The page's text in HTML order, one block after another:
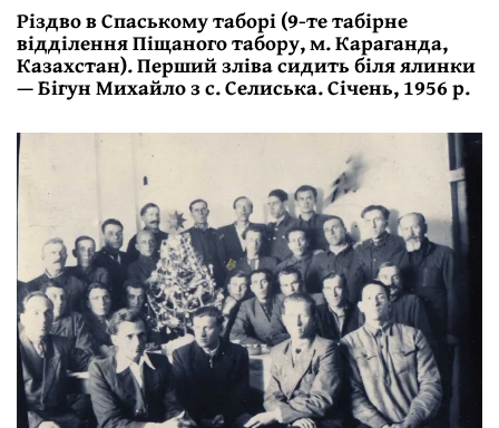
Різдво в Спаському таборі (9-те табірне
відділення Піщаного табору, м. Караганда,
Казахстан). Перший зліва сидить біля ялинки
— Бігун Михайло з с. Селиська. Січень, 1956 р.